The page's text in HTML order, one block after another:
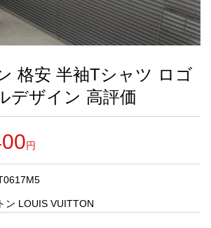
格安 半袖Tシャツ ロゴ
デザイン 高評価
円
ン LOUIS VUITTON